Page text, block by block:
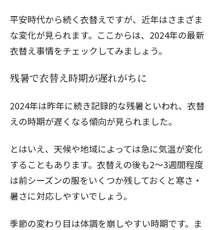
平安時代から続く衣替えですが、近年はさまざま
な変化が見られます。ここからは、2024年の最新
衣替え事情をチェックしてみましょう。
残暑で衣替え時期が遅れがちに
2024年は昨年に続き記録的な残暑といわれ、衣替
えの時期が遅くなる傾向が見られました。
とはいえ、天候や地域によっては急に気温が変化
することもあります。衣替えの後も2〜3週間程度
は前シーズンの服をいくつか残しておくと寒さ・
暑さに対応しやすいでしょう。
季節の変わり目は体調を崩しやすい時期です。ま